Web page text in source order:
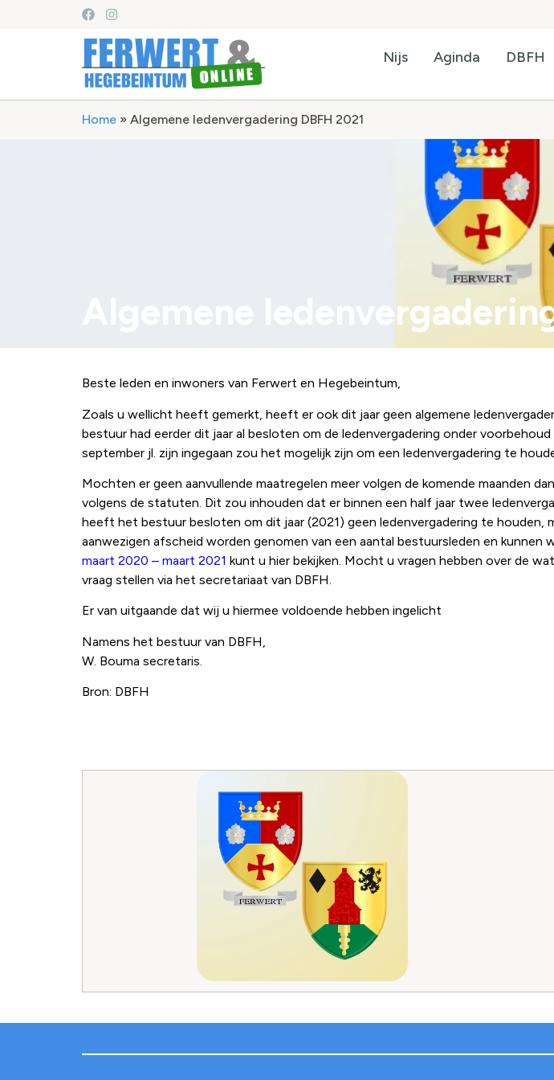
Nijs Aginda DBFH
Home » Algemene ledenvergadering DBFH 2021
Algemene
Beste leden en inwoners van Ferwert en Hegebeintum,
Zoals u wellicht heeft gemerkt, heeft er ook dit jaar geen algemene
bestuur had eerder dit jaar al besloten om de ledenvergadering onder
september jl. zijn ingegaan zou het mogelijk zijn om een ledenvergadering te
Mochten er geen aanvullende maatregelen meer volgen de komende maanden
volgens de statuten. Dit zou inhouden dat er binnen een half jaar twee
heeft het bestuur besloten om dit jaar (2021) geen ledenvergadering te houden,
aanwezigen afscheid worden genomen van een aantal bestuursleden en
maart 2020 – maart 2021 kunt u hier bekijken. Mocht u vragen hebben over de
vraag stellen via het secretariaat van DBFH.
Er van uitgaande dat wij u hiermee voldoende hebben ingelicht
Namens het bestuur van DBFH,
W. Bouma secretaris.
Bron: DBFH